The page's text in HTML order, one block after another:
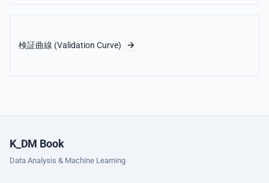
検証曲線 (Validation Curve)
K_DM Book
Data Analysis & Machine Learning